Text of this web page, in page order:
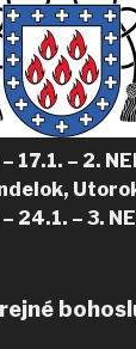
– 17.1. – 2.
– 24.1. – 3.